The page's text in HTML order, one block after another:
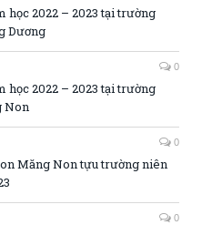
học 2022 – 2023 tại trường
Dương
0
học 2022 – 2023 tại trường
Non
0
Măng Non tựu trường niên
0